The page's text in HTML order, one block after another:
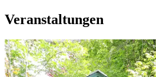
Veranstaltungen